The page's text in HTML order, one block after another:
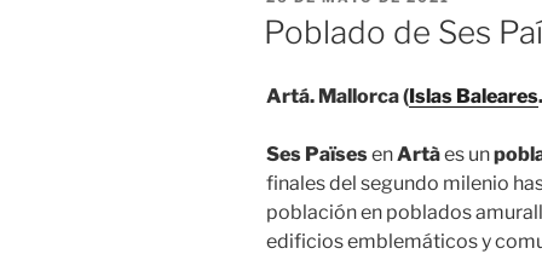
EL
Poblado de Ses
Artá. Mallorca (Islas Baleares
Ses PaïsesenArtàes un
finales del segundo milenio
población en poblados
edificios emblemáticos y